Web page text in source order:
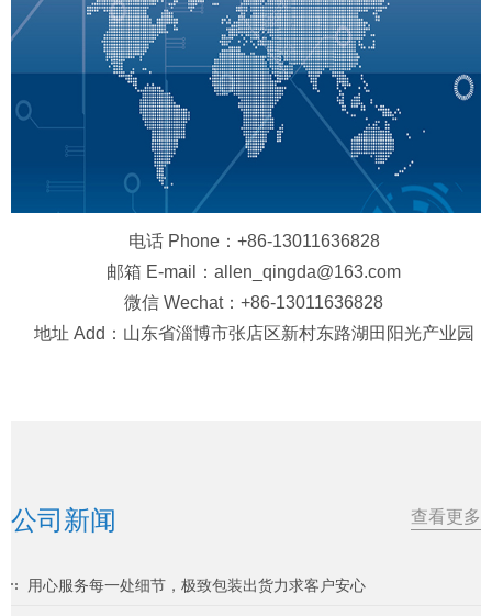
电话 Phone：+86-13011636828
邮箱 E-mail：allen_qingda@163.com
微信 Wechat：+86-13011636828
地址 Add：山东省淄博市张店区新村东路湖田阳光产业园
公司新闻 查看更多
用心服务每一处细节，极致包装出货力求客户安心